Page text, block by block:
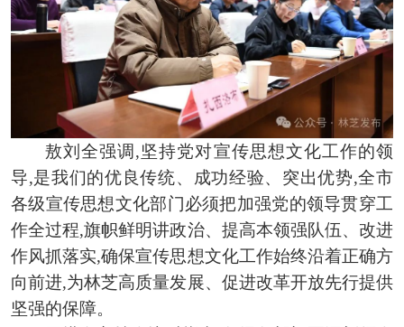
敖刘全强调,坚持党对宣传思想文化工作的领
导,是我们的优良传统、成功经验、突出优势,全市
各级宣传思想文化部门必须把加强党的领导贯穿工
作全过程,旗帜鲜明讲政治、提高本领强队伍、改进
作风抓落实,确保宣传思想文化工作始终沿着正确方
向前进,为林芝高质量发展、促进改革开放先行提供
坚强的保障。